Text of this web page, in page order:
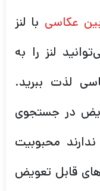
عکاسی با لنز
لنز را به
لذت ببرید.
در جستجوی
محبوبیت
قابل تعویض